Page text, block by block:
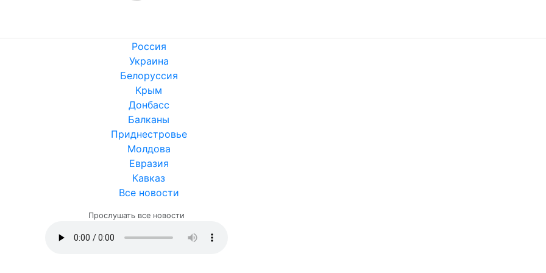
Никто ещё не оставил комментариев, станьте первым.
Россия
Украина
Белоруссия
Крым
Приднестровье